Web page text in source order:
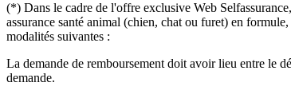
(*) Dans le cadre de l'offre exclusive Web
assurance santé animal (chien, chat ou furet) en
modalités suivantes :
La demande de remboursement doit avoir lieu entre le
demande.